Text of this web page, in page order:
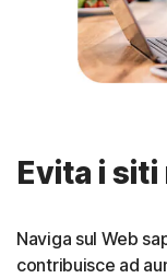
Evita i
Naviga sul Web
contribuisce ad